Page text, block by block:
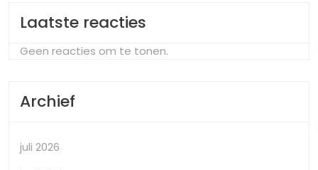
Laatste reacties
Geen reacties om te tonen.
Archief
juli 2026